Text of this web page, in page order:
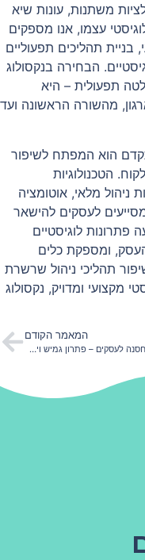
משתנות, עונות שיא
עצמו, אנו מספקים
בניית תהליכים תפעוליים
הבחירה בנקסולוג
תפעולית – היא
מהשורה הראשונה ועד
הוא המפתח לשיפור
הטכנולוגיות
ניהול מלאי, אוטומציה
לעסקים להישאר
פתרונות לוגיסטיים
ומספקת כלים
תהליכי ניהול שרשרת
מקצועי ומדויק, נקסולוג
המאמר הקודם
שירותי אחסנה לעסקים – פתרון גמיש ויעיל לניהול מלאי חכם